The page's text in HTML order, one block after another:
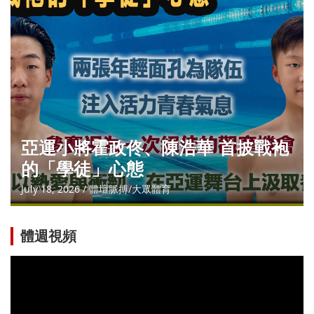
袍
全面落實「以老帶新」的傳承策
羽毛球隊秉持「衝擊對手」挑戰
姿態迎戰亞運會
July 27, 2026 體壇脈搏/大眾體育
體週視頻